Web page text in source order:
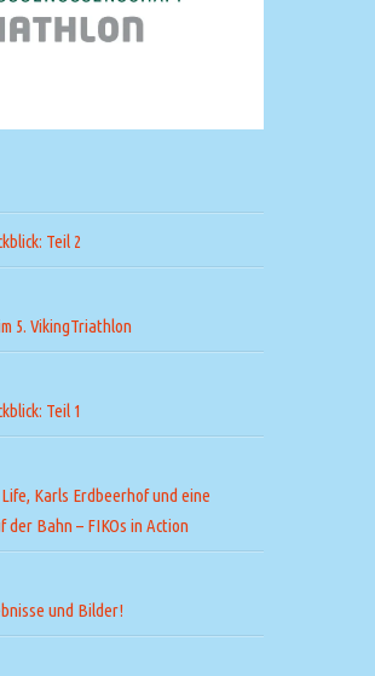
Teil 2
5. VikingTriathlon
Teil 1
Karls Erdbeerhof und eine
Bahn – FIKOs in Action
und Bilder!